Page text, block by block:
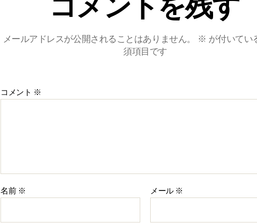
メールアドレスが公開されることはありません。 ※ が付いてい
須項目です
コメント ※
名前 ※ メール ※